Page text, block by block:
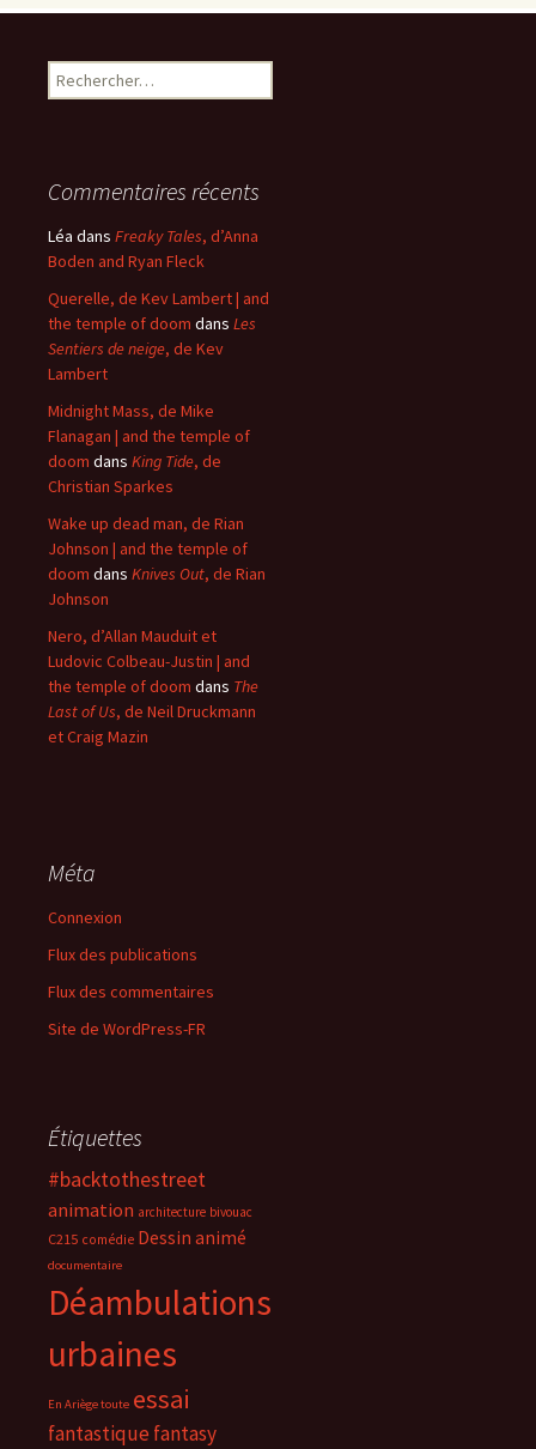
Rechercher :
Commentaires récents
Léa dans Freaky Tales, d’Anna
Boden and Ryan Fleck
Querelle, de Kev Lambert | and
the temple of doom dans Les
Sentiers de neige, de Kev
Lambert
Midnight Mass, de Mike
Flanagan | and the temple of
doom dans King Tide, de
Christian Sparkes
Wake up dead man, de Rian
Johnson | and the temple of
doom dans Knives Out, de Rian
Johnson
Nero, d’Allan Mauduit et
Ludovic Colbeau-Justin | and
the temple of doom dans The
Last of Us, de Neil Druckmann
et Craig Mazin
Méta
Connexion
Flux des publications
Flux des commentaires
Site de WordPress-FR
Étiquettes
#backtothestreet
animation architecture bivouac
C215 comédie Dessin animé
documentaire
Déambulations
urbaines
En Ariège toute essai
fantastiquefantasy